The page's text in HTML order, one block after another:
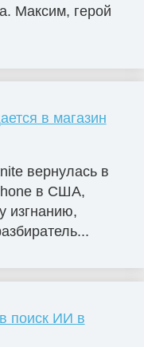
Максим, герой
в магазин
вернулась в
в США,
изгнанию,
поиск ИИ в